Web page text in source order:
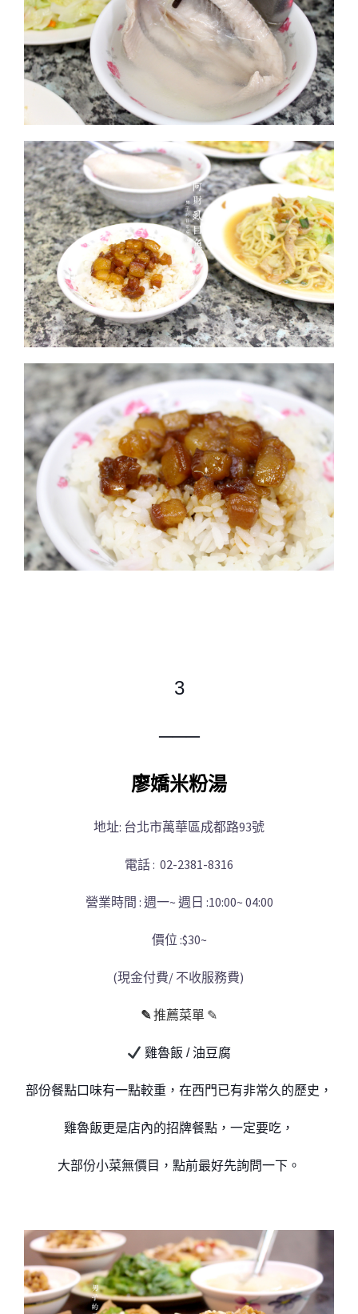
3
───
廖嬌米粉湯
地址: 台北市萬華區成都路93號
電話 : 02-2381-8316
營業時間 : 週一~ 週日 :10:00~ 04:00
價位 :$30~
(現金付費/ 不收服務費)
✎推薦菜單 ✎
雞魯飯 / 油豆腐
部份餐點口味有一點較重，在西門已有非常久的歷史，
雞魯飯更是店內的招牌餐點，一定要吃，
大部份小菜無價目， 點前最好先詢問一下。